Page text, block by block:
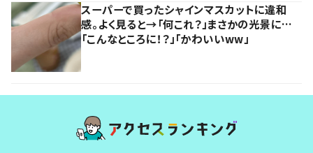
スーパーで買ったシャインマスカットに違和
感。よく見ると→「何これ？」まさかの光景に…
「こんなところに！？」「かわいいww」